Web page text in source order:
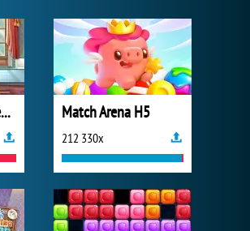
Elsa and Barbie Pregnant BFFs Match Arena H5
212 330x